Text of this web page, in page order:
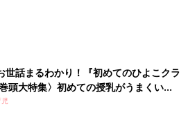
世話まるわかり！『初めてのひよこクラ
頭大特集〉初めての授乳がうまくい
・ミルクの基本と夏のトラブル 解決テ